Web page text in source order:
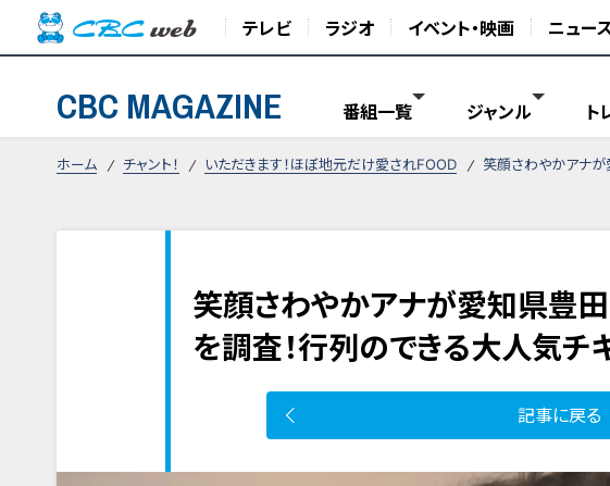
テレビ ラジオ イベント・映画 ニュー
CBC MAGAZINE 番組一覧 ジャンル ト
ホーム チャント！ いただきます！ほぼ地元だけ愛されFOOD 笑顔さわやかアナが
笑顔さわやかアナが愛知県豊田
を調査！行列のできる大人気チ
記事に戻る